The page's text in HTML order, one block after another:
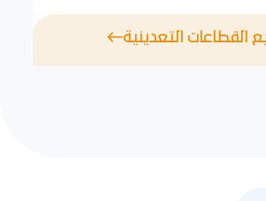
القطاعات التعدينية